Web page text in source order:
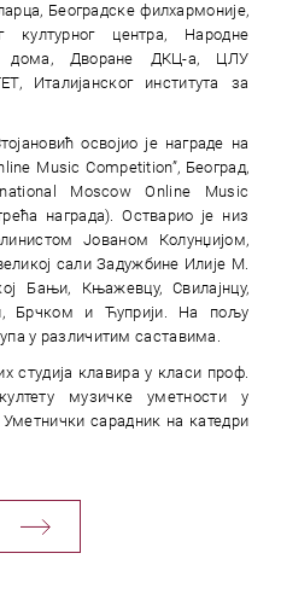
Београдске филхармоније,
културног центра, Народне
дома, Дворане ДКЦ-а, ЦЛУ
Италијанског института за
освојио је награде на
Мusic Competition”, Београд,
Moscow Online Music
награда). Остварио је низ
Јованом Колунџијом,
сали Задужбине Илије М.
Бањи, Књажевцу, Свилајнцу,
Брчком и Ћуприји. На пољу
у различитим саставима.
студија клавира у класи проф.
музичке уметности у
Уметнички сарадник на катедри